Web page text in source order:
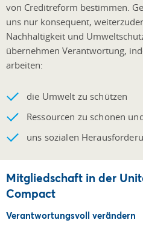
von Creditreform bestimmen.
uns nur konsequent,
Nachhaltigkeit und
übernehmen Verantwortung,
arbeiten:
die Umwelt zu schützen
Ressourcen zu schonen
uns sozialen
Mitgliedschaft in der
Compact
Verantwortungsvoll verändern